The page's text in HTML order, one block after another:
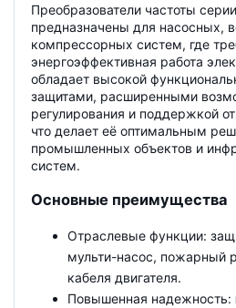
Преобразователи частоты серии
предназначены для насосных,
компрессорных систем, где
энергоэффективная работа
обладает высокой
защитами, расширенными
регулирования и поддержкой
что делает её оптимальным
промышленных объектов и
систем.
Основные преимущества
Отраслевые функции:
мульти-насос, пожарный
кабеля двигателя.
Повышенная надежность: